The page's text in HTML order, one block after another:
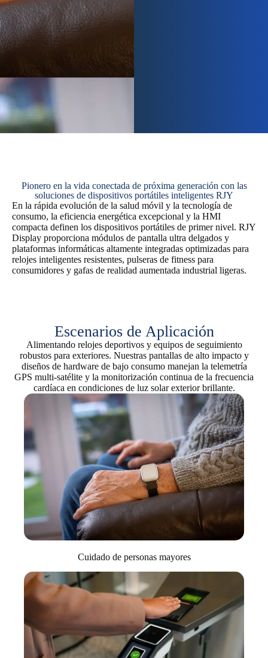
Pionero en la vida conectada de próxima generación con las
soluciones de dispositivos portátiles inteligentes RJY
En la rápida evolución de la salud móvil y la tecnología de
consumo, la eficiencia energética excepcional y la HMI
compacta definen los dispositivos portátiles de primer nivel. RJY
Display proporciona módulos de pantalla ultra delgados y
plataformas informáticas altamente integradas optimizadas para
relojes inteligentes resistentes, pulseras de fitness para
consumidores y gafas de realidad aumentada industrial ligeras.
Escenarios de Aplicación
Alimentando relojes deportivos y equipos de seguimiento
robustos para exteriores. Nuestras pantallas de alto impacto y
diseños de hardware de bajo consumo manejan la telemetría
GPS multi-satélite y la monitorización continua de la frecuencia
cardíaca en condiciones de luz solar exterior brillante.
Cuidado de personas mayores